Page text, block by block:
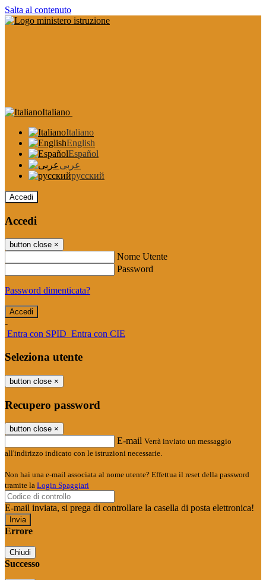
Salta al contenuto
Italiano
Italiano
English
Español
عربى
русский
Accedi
Accedi
button close ×
Nome Utente
Password
Password dimenticata?
-
Entra con SPID Entra con CIE
Seleziona utente
button close ×
Recupero password
button close ×
E-mail Verrà inviato un messaggio
all'indirizzo indicato con le istruzioni necessarie.
Non hai una e-mail associata al nome utente? Effettua il reset della password
tramite la Login Spaggiari
E-mail inviata, si prega di controllare la casella di posta elettronica!
Errore
Chiudi
Successo